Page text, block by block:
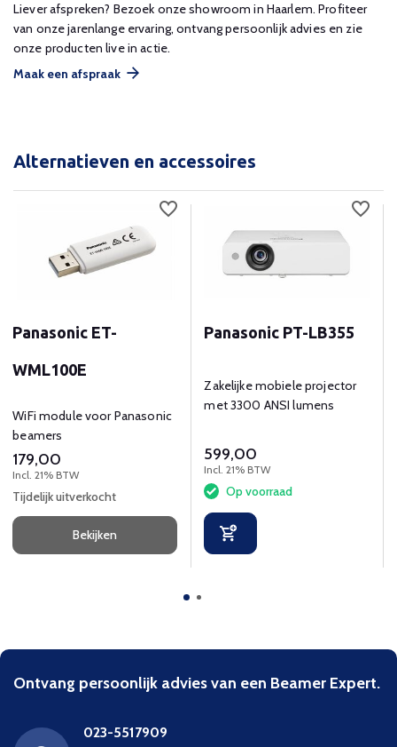
Liever afspreken? Bezoek onze showroom in Haarlem. Profiteer
van onze jarenlange ervaring, ontvang persoonlijk advies en zie
onze producten live in actie.
Maak een afspraak
Alternatieven en accessoires
Panasonic ET-
WML100E
WiFi module voor Panasonic
beamers
179,00
Incl. 21% BTW
Tijdelijk uitverkocht
Bekijken
Panasonic PT-LB355
Zakelijke mobiele projector
met 3300 ANSI lumens
599,00
Incl. 21% BTW
Op voorraad
Ontvang persoonlijk advies van een Beamer Expert.
023-5517909